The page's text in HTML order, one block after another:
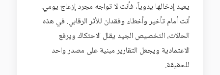
يعيد إدخالها يدوياً، فأنت لا تواجه مجرد إزعاج يومي.
أنت أمام تأخير وأخطاء وفقدان للأثر الرقابي. في هذه
الحالات، التخصيص الجيد يقلل الاحتكاك ويرفع
الاعتمادية ويجعل التقارير مبنية على مصدر واحد
للحقيقة.